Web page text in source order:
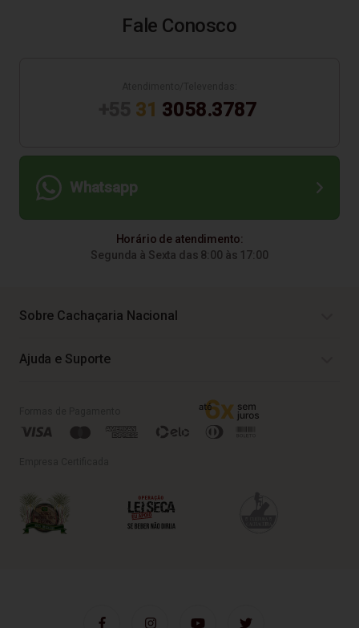
Fale Conosco
31 3058.3787
Whatsapp
Horário de atendimento:
Segunda à Sexta das 8:00 às 17:00
Sobre Cachaçaria Nacional
Ajuda e Suporte